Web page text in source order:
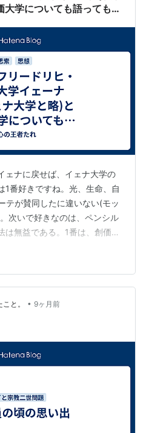
学についても語ってもら
ナに戻せば、イェナ大学の
1番好きですね。光、生命、自
テが賛同したに違いない(モッ
次いで好きなのは、ペンシル
は無益である。1番は、創価大
和を守るフォートレス（要
とても美しい並べ方です。し
価ではなく、思想OSとしての
象的です。一つずつ見てい
善／対位法／ヴァイマル）
と。 • 9ヶ月前